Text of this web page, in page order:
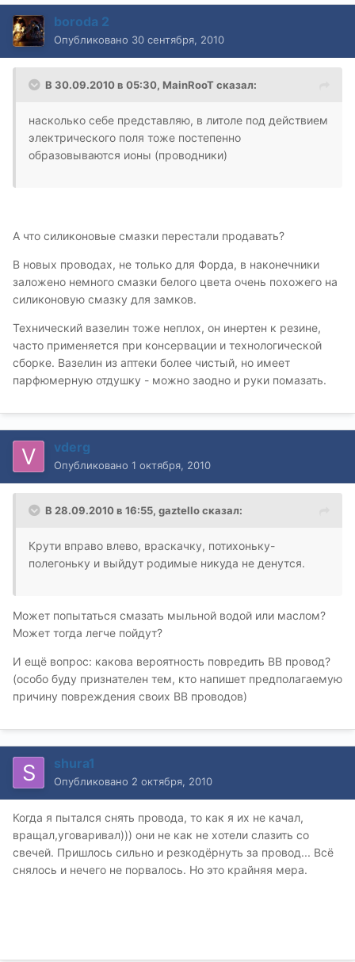
boroda 2
Опубликовано 30 сентября, 2010
В 30.09.2010 в 05:30, MainRooT сказал:
насколько себе представляю, в литоле под действием
электрического поля тоже постепенно
образовываются ионы (проводники)
А что силиконовые смазки перестали продавать?
В новых проводах, не только для Форда, в наконечники
заложено немного смазки белого цвета очень похожего на
силиконовую смазку для замков.
Технический вазелин тоже неплох, он инертен к резине,
часто применяется при консервации и технологической
сборке. Вазелин из аптеки более чистый, но имеет
парфюмерную отдушку - можно заодно и руки помазать.
vderg
Опубликовано 1 октября, 2010
В 28.09.2010 в 16:55, gaztello сказал:
Крути вправо влево, враскачку, потихоньку-
полегоньку и выйдут родимые никуда не денутся.
Может попытаться смазать мыльной водой или маслом?
Может тогда легче пойдут?
И ещё вопрос: какова вероятность повредить ВВ провод?
(особо буду признателен тем, кто напишет предполагаемую
причину повреждения своих ВВ проводов)
shura1
Опубликовано 2 октября, 2010
Когда я пытался снять провода, то как я их не качал,
вращал,уговаривал))) они не как не хотели слазить со
свечей. Пришлось сильно и резкодёрнуть за провод... Всё
снялось и нечего не порвалось. Но это крайняя мера.